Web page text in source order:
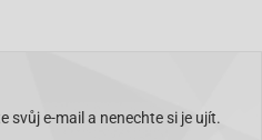
svůj e-mail a nenechte si je ujít.